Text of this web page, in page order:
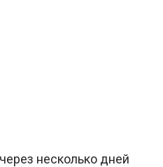
несколько дней